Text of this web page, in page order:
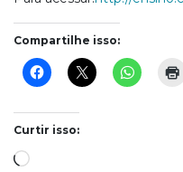
Compartilhe isso:
Curtir isso:
Carregando...